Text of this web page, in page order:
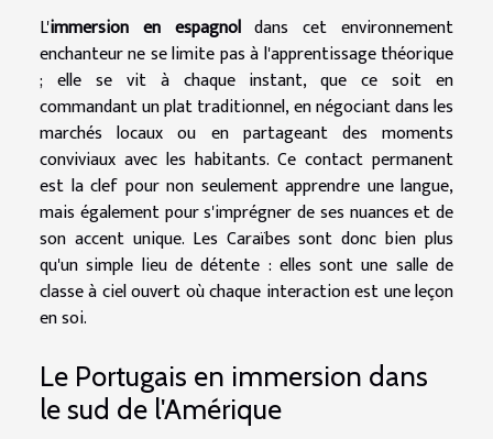
L'immersion en espagnoldans cet environnement
enchanteur ne se limite pas à l'apprentissage théorique
; elle se vit à chaque instant, que ce soit en
commandant un plat traditionnel, en négociant dans les
marchés locaux ou en partageant des moments
conviviaux avec les habitants. Ce contact permanent
est la clef pour non seulement apprendre une langue,
mais également pour s'imprégner de ses nuances et de
son accent unique. Les Caraïbes sont donc bien plus
qu'un simple lieu de détente : elles sont une salle de
classe à ciel ouvert où chaque interaction est une leçon
en soi.
Le Portugais en immersion dans
le sud de l'Amérique